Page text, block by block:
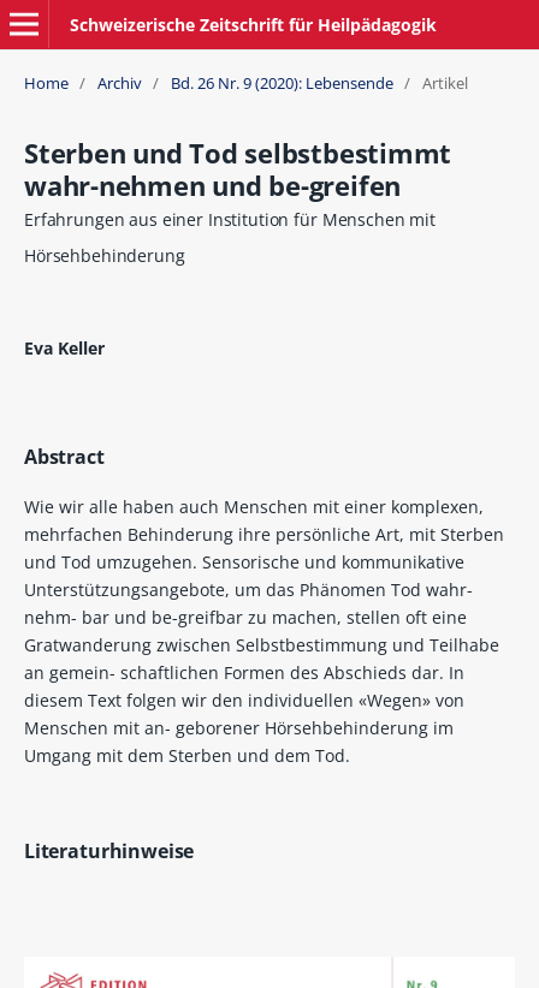
Schweizerische Zeitschrift für Heilpädagogik
Home / Archiv / Bd. 26 Nr. 9 (2020): Lebensende / Artikel
Sterben und Tod selbstbestimmt
wahr-nehmen und be-greifen
Erfahrungen aus einer Institution für Menschen mit
Hörsehbehinderung
Eva Keller
Abstract
Wie wir alle haben auch Menschen mit einer komplexen,
mehrfachen Behinderung ihre persönliche Art, mit Sterben
und Tod umzugehen. Sensorische und kommunikative
Unterstützungsangebote, um das Phänomen Tod wahr-
nehm- bar und be-greifbar zu machen, stellen oft eine
Gratwanderung zwischen Selbstbestimmung und Teilhabe
an gemein- schaftlichen Formen des Abschieds dar. In
diesem Text folgen wir den individuellen «Wegen» von
Menschen mit an- geborener Hörsehbehinderung im
Umgang mit dem Sterben und dem Tod.
Literaturhinweise